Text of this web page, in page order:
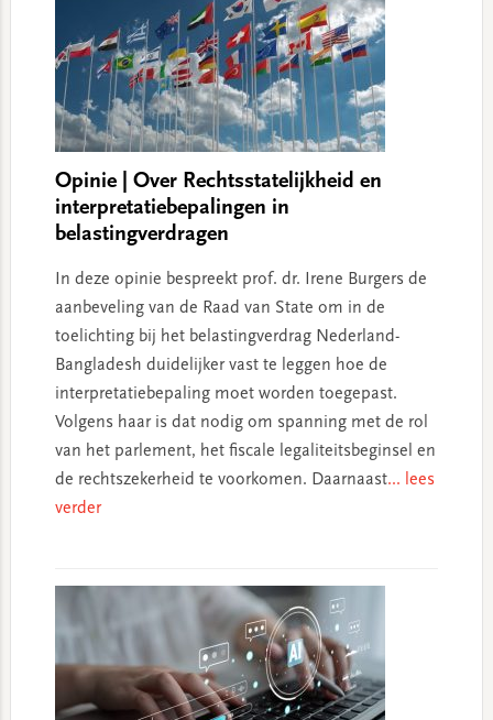
Opinie | Over Rechtsstatelijkheid en
interpretatiebepalingen in
belastingverdragen
In deze opinie bespreekt prof. dr. Irene Burgers de
aanbeveling van de Raad van State om in de
toelichting bij het belastingverdrag Nederland-
Bangladesh duidelijker vast te leggen hoe de
interpretatiebepaling moet worden toegepast.
Volgens haar is dat nodig om spanning met de rol
van het parlement, het fiscale legaliteitsbeginsel en
de rechtszekerheid te voorkomen. Daarnaast... lees
verder